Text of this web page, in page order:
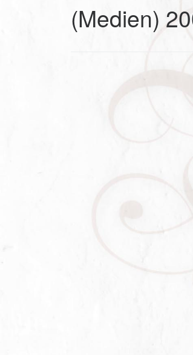
(Medien)